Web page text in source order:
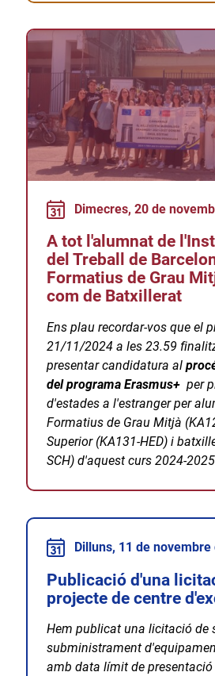
Dimecres, 20 de
A tot l'alumnat de
del Treball de
Formatius de Grau
com de Batxillerat
Ens plau recordar-vos que el
21/11/2024 a les 23.59
presentar candidatura al
del programa Erasmus+ per
d'estades a l'estranger per
Formatius de Grau Mitjà
Superior (KA131-HED) i
SCH) d'aquest curs 2024-
Dilluns, 11 de novembre
Publicació d'una
projecte de centre
Hem publicat una licitació de
subministrament
amb data límit de